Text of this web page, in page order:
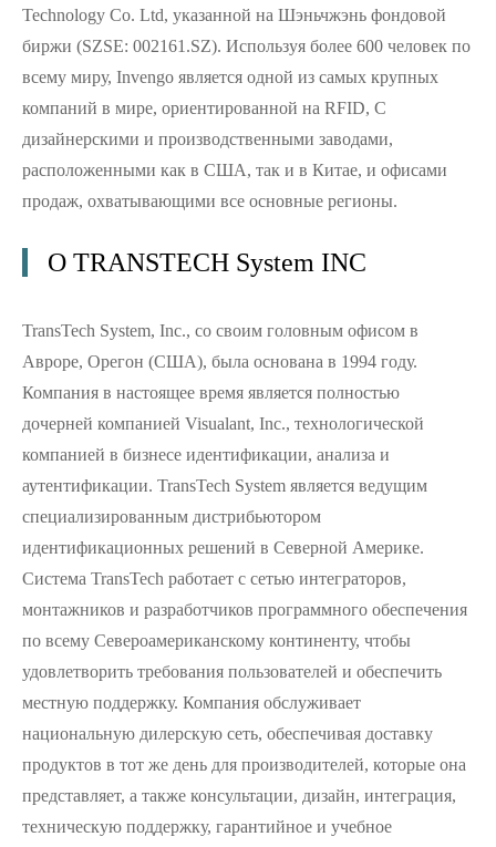
Technology Co. Ltd, указанной на Шэньчжэнь фондовой
биржи (SZSE: 002161.SZ). Используя более 600 человек по
всему миру, Invengo является одной из самых крупных
компаний в мире, ориентированной на RFID, С
дизайнерскими и производственными заводами,
расположенными как в США, так и в Китае, и офисами
продаж, охватывающими все основные регионы.
О TRANSTECH System INC
TransTech System, Inc., со своим головным офисом в
Авроре, Орегон (США), была основана в 1994 году.
Компания в настоящее время является полностью
дочерней компанией Visualant, Inc., технологической
компанией в бизнесе идентификации, анализа и
аутентификации. TransTech System является ведущим
специализированным дистрибьютором
идентификационных решений в Северной Америке.
Система TransTech работает с сетью интеграторов,
монтажников и разработчиков программного обеспечения
по всему Североамериканскому континенту, чтобы
удовлетворить требования пользователей и обеспечить
местную поддержку. Компания обслуживает
национальную дилерскую сеть, обеспечивая доставку
продуктов в тот же день для производителей, которые она
представляет, а также консультации, дизайн, интеграция,
техническую поддержку, гарантийное и учебное